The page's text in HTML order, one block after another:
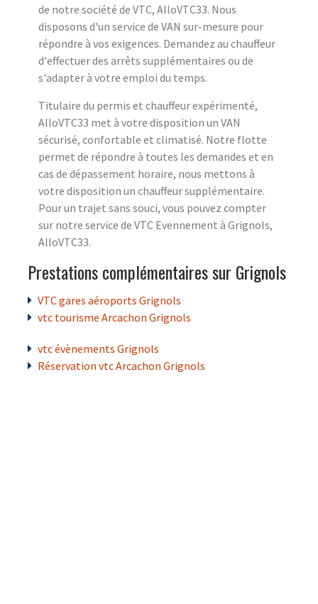
de notre société de VTC, AlloVTC33. Nous
disposons d'un service de VAN sur-mesure pour
répondre à vos exigences. Demandez au chauffeur
d'effectuer des arrêts supplémentaires ou de
s'adapter à votre emploi du temps.
Titulaire du permis et chauffeur expérimenté,
AlloVTC33 met à votre disposition un VAN
sécurisé, confortable et climatisé. Notre flotte
permet de répondre à toutes les demandes et en
cas de dépassement horaire, nous mettons à
votre disposition un chauffeur supplémentaire.
Pour un trajet sans souci, vous pouvez compter
sur notre service de VTC Evennement à Grignols,
AlloVTC33.
Prestations complémentaires sur Grignols
VTC gares aéroports Grignols
vtc tourisme Arcachon Grignols
vtc évènements Grignols
Réservation vtc Arcachon Grignols